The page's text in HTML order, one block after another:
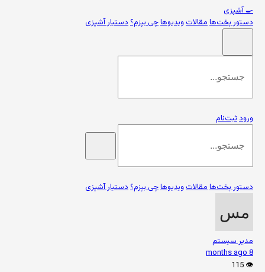
🍳آشپزی
دستور پخت‌هامقالاتویدیوهاچی بپزم؟دستیار آشپزی
ورودثبت‌نام
دستور پخت‌هامقالاتویدیوهاچی بپزم؟دستیار آشپزی
مدیر سیستم
8 months ago
👁️
115